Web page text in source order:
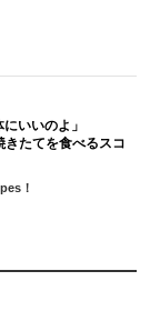
いいのよ」
きたてを食べるスコ
！